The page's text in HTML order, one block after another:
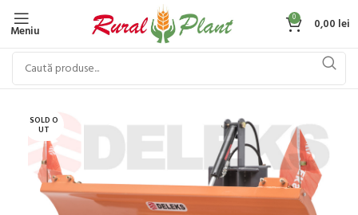
Meniu
0 0,00 lei
SOLD O
UT